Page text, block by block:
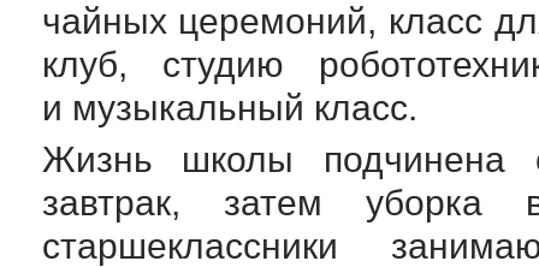
чайных церемоний, класс
клуб, студию
и музыкальный класс.
Жизнь школы подчинена
завтрак, затем
старшеклассники